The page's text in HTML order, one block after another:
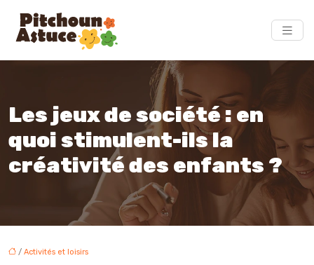
Les jeux de société : en
quoi stimulent-ils la
créativité des enfants ?
/ Activités et loisirs